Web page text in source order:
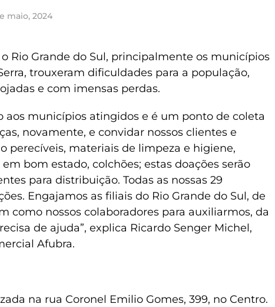
maio, 2024
Rio Grande do Sul, principalmente os municípios
trouxeram dificuldades para a população,
e com imensas perdas.
aos municípios atingidos e é um ponto de coleta
novamente, e convidar nossos clientes e
perecíveis, materiais de limpeza e higiene,
bom estado, colchões; estas doações serão
para distribuição. Todas as nossas 29
Engajamos as filiais do Rio Grande do Sul, de
como nossos colaboradores para auxiliarmos, da
de ajuda”, explica Ricardo Senger Michel,
Afubra.
na rua Coronel Emilio Gomes, 399, no Centro.